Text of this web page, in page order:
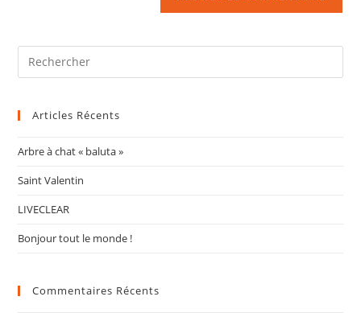
Articles Récents
Arbre à chat « baluta »
Saint Valentin
LIVECLEAR
Bonjour tout le monde !
Commentaires Récents